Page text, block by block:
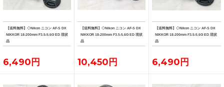
【送料無料】◇Nikon ニコン AF-S DX
NIKKOR 18-200mm F3.5-5.6G ED 現状
品
6,490円
【送料無料】◇Nikon ニコン AF-S DX
NIKKOR 18-200mm F3.5-5.6G ED 現状
品
10,450円
【送料無料】◇Nikon ニコン AF-S DX
NIKKOR 18-200mm F3.5-5.6G ED 現状
品
6,490円